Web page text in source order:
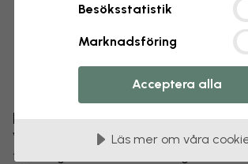
Förändra din tapet
Vårt designteam kan justera vilket
för att göra det unikt för dig.
Besöksstatistik
Marknadsföring
Acceptera alla
Läs mer om våra